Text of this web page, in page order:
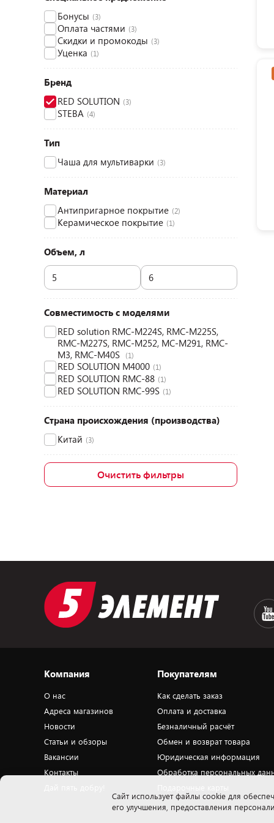
Бонусы (3)
Оплата частями (3)
Скидки и промокоды (3)
Уценка (1)
Бренд
RED SOLUTION (3)
STEBA (4)
Тип
Чаша для мультиварки (3)
Материал
Антипригарное покрытие (2)
Керамическое покрытие (1)
Объем, л
Совместимость с моделями
RED solution RMC-M224S, RMC-M225S,
RMC-M227S, RMC-M252, MC-M291, RMC-
M3, RMC-M40S
(1)
RED SOLUTION M4000 (1)
RED SOLUTION RMC-88 (1)
RED SOLUTION RMC-99S (1)
Страна происхождения (производства)
Китай (3)
Очистить фильтры
Компания
О нас
Адреса магазинов
Новости
Статьи и обзоры
Вакансии
Контакты
Покупателям
Как сделать заказ
Оплата и доставка
Безналичный расчёт
Обмен и возврат товара
Юридическая информация
Обработка персональных
Cайт использует файлы cookie для
его улучшения, предоставления